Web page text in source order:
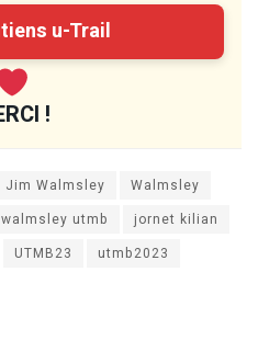
u-Trail
!
Jim Walmsley
Walmsley
utmb
jornet kilian
UTMB23 utmb2023